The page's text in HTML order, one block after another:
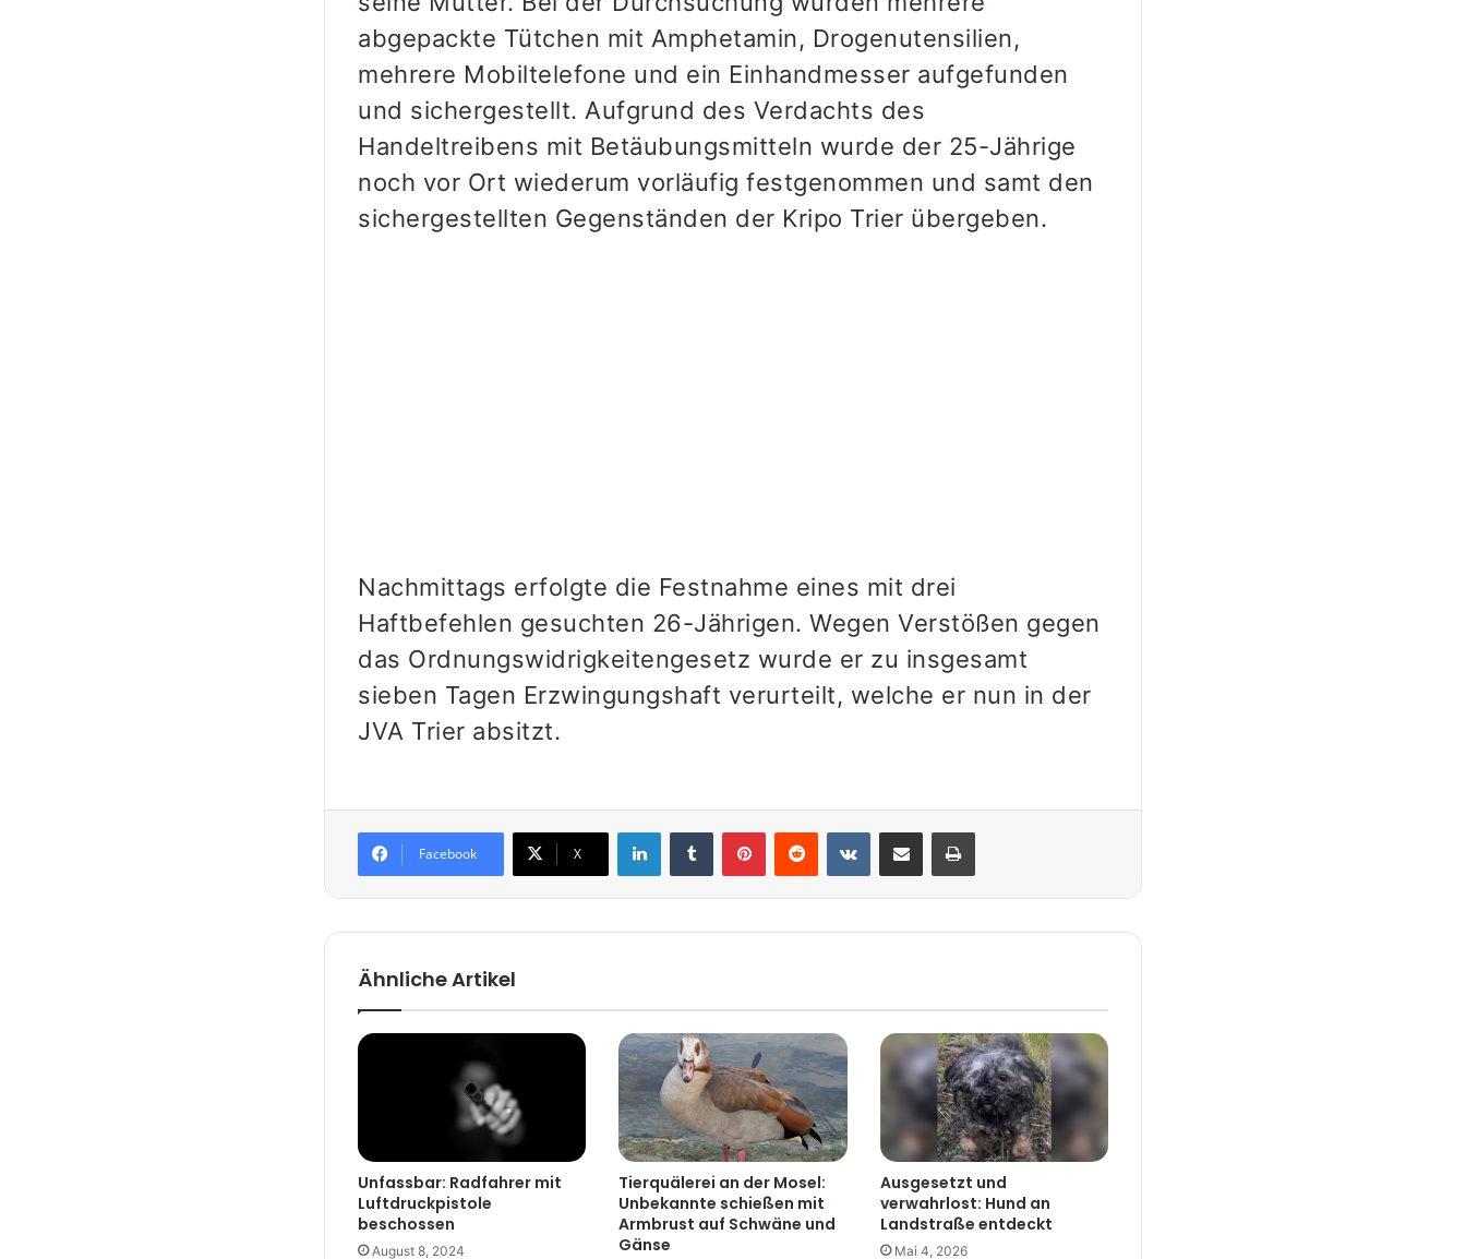
abgepackte Tütchen mit Amphetamin, Drogenutensilien,
mehrere Mobiltelefone und ein Einhandmesser aufgefunden
und sichergestellt. Aufgrund des Verdachts des
Handeltreibens mit Betäubungsmitteln wurde der 25-Jährige
noch vor Ort wiederum vorläufig festgenommen und samt den
sichergestellten Gegenständen der Kripo Trier übergeben.
Nachmittags erfolgte die Festnahme eines mit drei
Haftbefehlen gesuchten 26-Jährigen. Wegen Verstößen gegen
das Ordnungswidrigkeitengesetz wurde er zu insgesamt
sieben Tagen Erzwingungshaft verurteilt, welche er nun in der
JVA Trier absitzt.
Facebook X
LinkedInTumblr PinterestReddit VKontakte
Teile per E-Mail Drucken
Ähnliche Artikel
Unfassbar: Radfahrer mit
Luftdruckpistole
beschossen
August 8, 2024
Tierquälerei an der Mosel:
Unbekannte schießen mit
Armbrust auf Schwäne und
Gänse
Ausgesetzt und
verwahrlost: Hund an
Landstraße entdeckt
Mai 4, 2026